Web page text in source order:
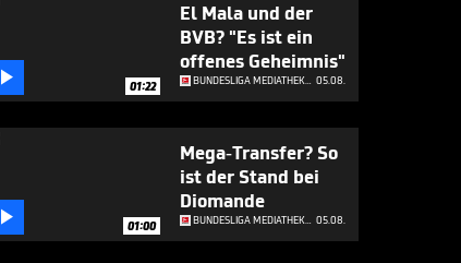
 01:22
El Mala und der
BVB? "Es ist ein
offenes Geheimnis"
BUNDESLIGA MEDIATHEK HIGHLIGHTS 05.08.
 01:00
Mega-Transfer? So
ist der Stand bei
Diomande
BUNDESLIGA MEDIATHEK HIGHLIGHTS 05.08.